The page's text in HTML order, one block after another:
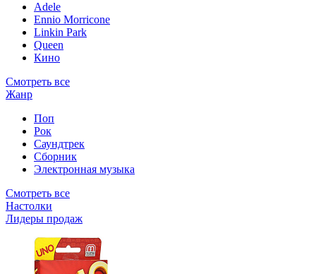
Adele
Ennio Morricone
Linkin Park
Queen
Кино
Смотреть все
Жанр
Поп
Рок
Саундтрек
Сборник
Электронная музыка
Смотреть все
Настолки
Лидеры продаж